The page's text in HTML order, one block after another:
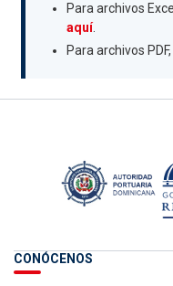
Para archivos
aquí.
Para archivos
CONÓCENOS